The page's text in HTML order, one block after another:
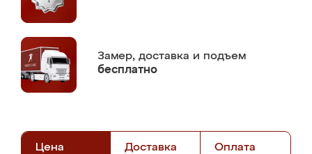
Замер, доставка и подъем
бесплатно
Цена Доставка Оплата